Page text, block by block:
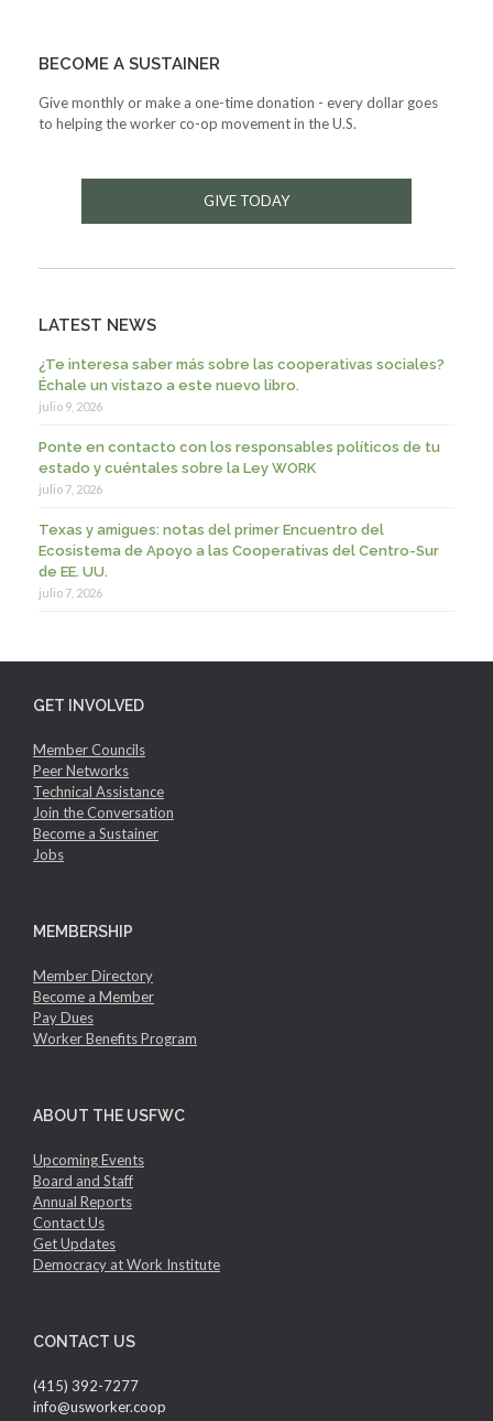
BECOME A SUSTAINER
Give monthly or make a one-time donation - every dollar goes
to helping the worker co-op movement in the U.S.
GIVE TODAY
LATEST NEWS
¿Te interesa saber más sobre las cooperativas sociales?
Échale un vistazo a este nuevo libro.
julio 9, 2026
Ponte en contacto con los responsables políticos de tu
estado y cuéntales sobre la Ley WORK
julio 7, 2026
Texas y amigues: notas del primer Encuentro del
Ecosistema de Apoyo a las Cooperativas del Centro-Sur
de EE. UU.
julio 7, 2026
GET INVOLVED
Member Councils
Peer Networks
Technical Assistance
Join the Conversation
Become a Sustainer
Jobs
MEMBERSHIP
Member Directory
Become a Member
Pay Dues
Worker Benefits Program
ABOUT THE USFWC
Upcoming Events
Board and Staff
Annual Reports
Contact Us
Get Updates
Democracy at Work Institute
CONTACT US
(415) 392-7277
info@usworker.coop